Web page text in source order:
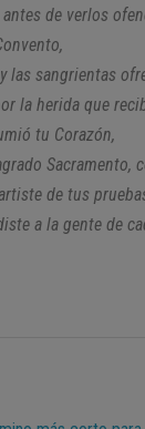
de verlos
las sangrientas
la herida que
tu Corazón,
Sacramento,
de tus
a la gente de